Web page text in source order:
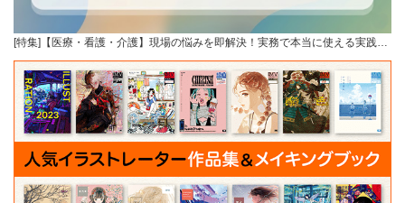
[特集]【医療・看護・介護】現場の悩みを即解決！実務で本当に使える実践…